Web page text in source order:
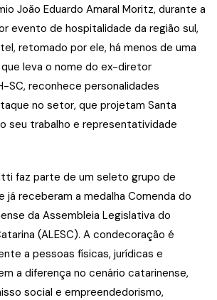
João Eduardo Amaral Moritz, durante a
evento de hospitalidade da região sul,
retomado por ele, há menos de uma
leva o nome do ex-diretor
SC, reconhece personalidades
no setor, que projetam Santa
seu trabalho e representatividade
faz parte de um seleto grupo de
já receberam a medalha Comenda do
da Assembleia Legislativa do
(ALESC). A condecoração é
a pessoas físicas, jurídicas e
a diferença no cenário catarinense,
social e empreendedorismo,